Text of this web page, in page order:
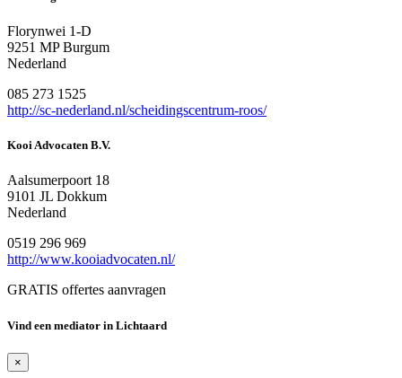
Florynwei 1-D
9251 MP Burgum
Nederland
085 273 1525
http://sc-nederland.nl/scheidingscentrum-roos/
Kooi Advocaten B.V.
Aalsumerpoort 18
9101 JL Dokkum
Nederland
0519 296 969
http://www.kooiadvocaten.nl/
GRATIS offertes aanvragen
Vind een mediator in Lichtaard
×